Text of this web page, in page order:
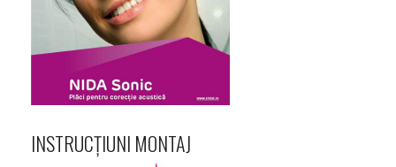
INSTRUCȚIUNI MONTAJ